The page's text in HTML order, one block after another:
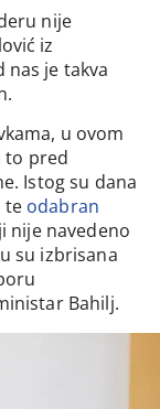
nije
iz
nas je takva
u ovom
to pred
Istog su dana
te odabran
nije navedeno
su izbrisana
Bahilj.